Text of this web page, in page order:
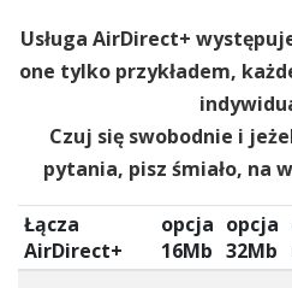
Usługa AirDirect+
one tylko przykładem,
Czuj się swobodnie i
pytania, pisz śmiało, na
Łącza
AirDirect+
opcja
16Mb
opcja
32Mb